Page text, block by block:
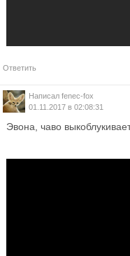
Ответить
Написал fenec-fox
01.11.2017 в 02:08:31
Эвона, чаво